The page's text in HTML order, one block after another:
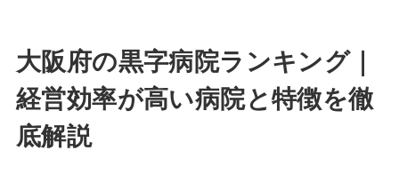
大阪府の黒字病院ランキング｜
経営効率が高い病院と特徴を徹
底解説